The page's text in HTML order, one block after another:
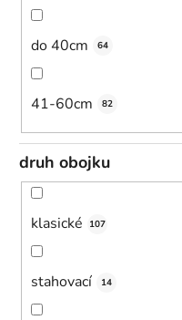
do 40cm 64
41-60cm 82
druh obojku
klasické 107
stahovací 14